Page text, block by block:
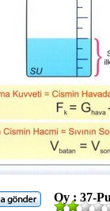
Oy : 37-